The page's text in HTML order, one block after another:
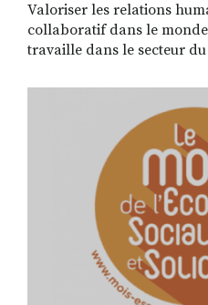
Valoriser les relations
collaboratif dans le
travaille dans le secteur du
réseau professionnel à la
réseaux d’entreprises sont
différentes formes et